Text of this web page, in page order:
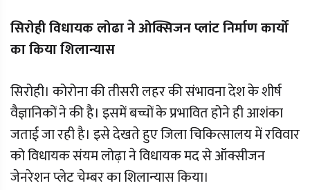
सिरोही विधायक लोढा ने ओक्सिजन प्लांट निर्माण कार्यो
का किया शिलान्यास
सिरोही। कोरोना की तीसरी लहर की संभावना देश के शीर्ष
वैज्ञानिकों ने की है। इसमें बच्चों के प्रभावित होने ही आशंका
जताई जा रही है। इसे देखते हुए जिला चिकित्सालय में रविवार
को विधायक संयम लोढ़ा ने विधायक मद से ऑक्सीजन
जेनरेशन प्लेट चेम्बर का शिलान्यास किया।